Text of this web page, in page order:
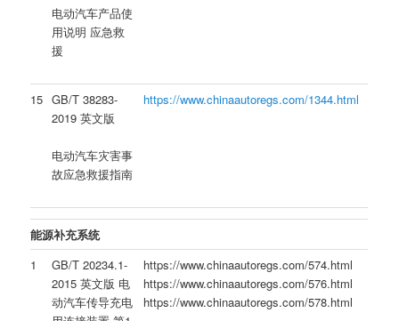
电动汽车产品使
用说明 应急救
援
15 GB/T 38283-
2019 英文版
电动汽车灾害事
故应急救援指南
https://www.chinaautoregs.com/1344.html
能源补充系统
1
GB/T 20234.1-
2015 英文版 电
动汽车传导充电
https://www.chinaautoregs.com/574.html
https://www.chinaautoregs.com/576.html
https://www.chinaautoregs.com/578.html